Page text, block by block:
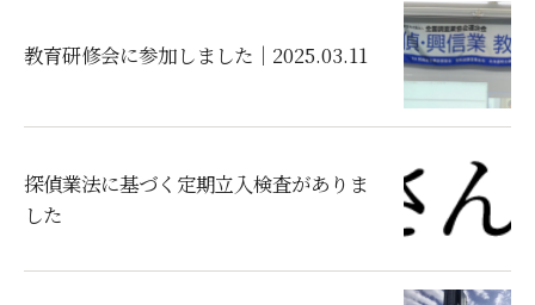
教育研修会に参加しました｜2025.03.11
探偵業法に基づく定期立入検査がありま
した